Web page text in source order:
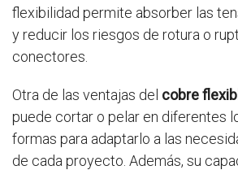
flexibilidad permite absorber las
y reducir los riesgos de rotura o
conectores.
Otra de las ventajas del cobre
puede cortar o pelar en diferentes
formas para adaptarlo a las
de cada proyecto. Además, su